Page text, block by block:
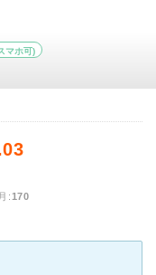
マホ可)
:170